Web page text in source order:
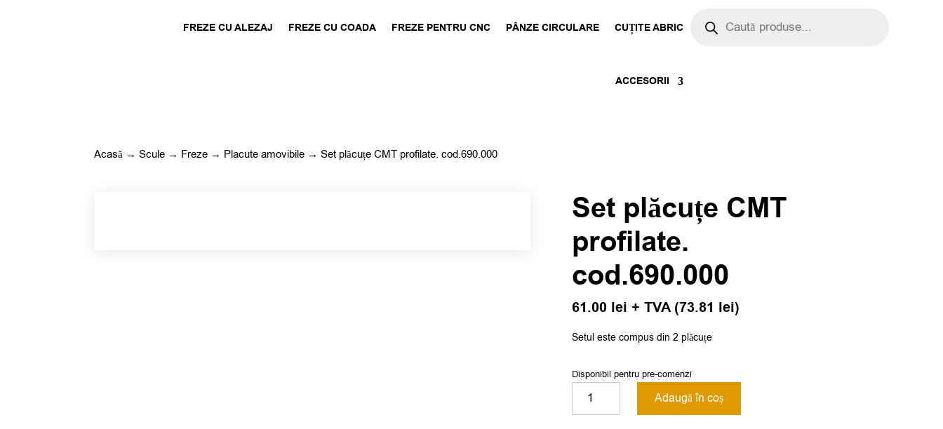
FREZE CU ALEZAJ FREZE CU COADA FREZE PENTRU CNC PÂNZE CIRCULARE CUȚITE ABRIC
ACCESORII
search
Acasă →Scule → Freze → Placute amovibile → Set plăcuțe CMT profilate. cod.690.000
Set plăcuțe CMT
profilate.
cod.690.000
61.00 lei + TVA (73.81 lei)
Setul este compus din 2 plăcuțe
Disponibil pentru pre-comenzi
Adaugă în coș